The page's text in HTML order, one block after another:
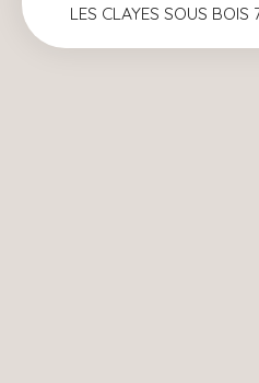
LES CLAYES SOUS BOIS